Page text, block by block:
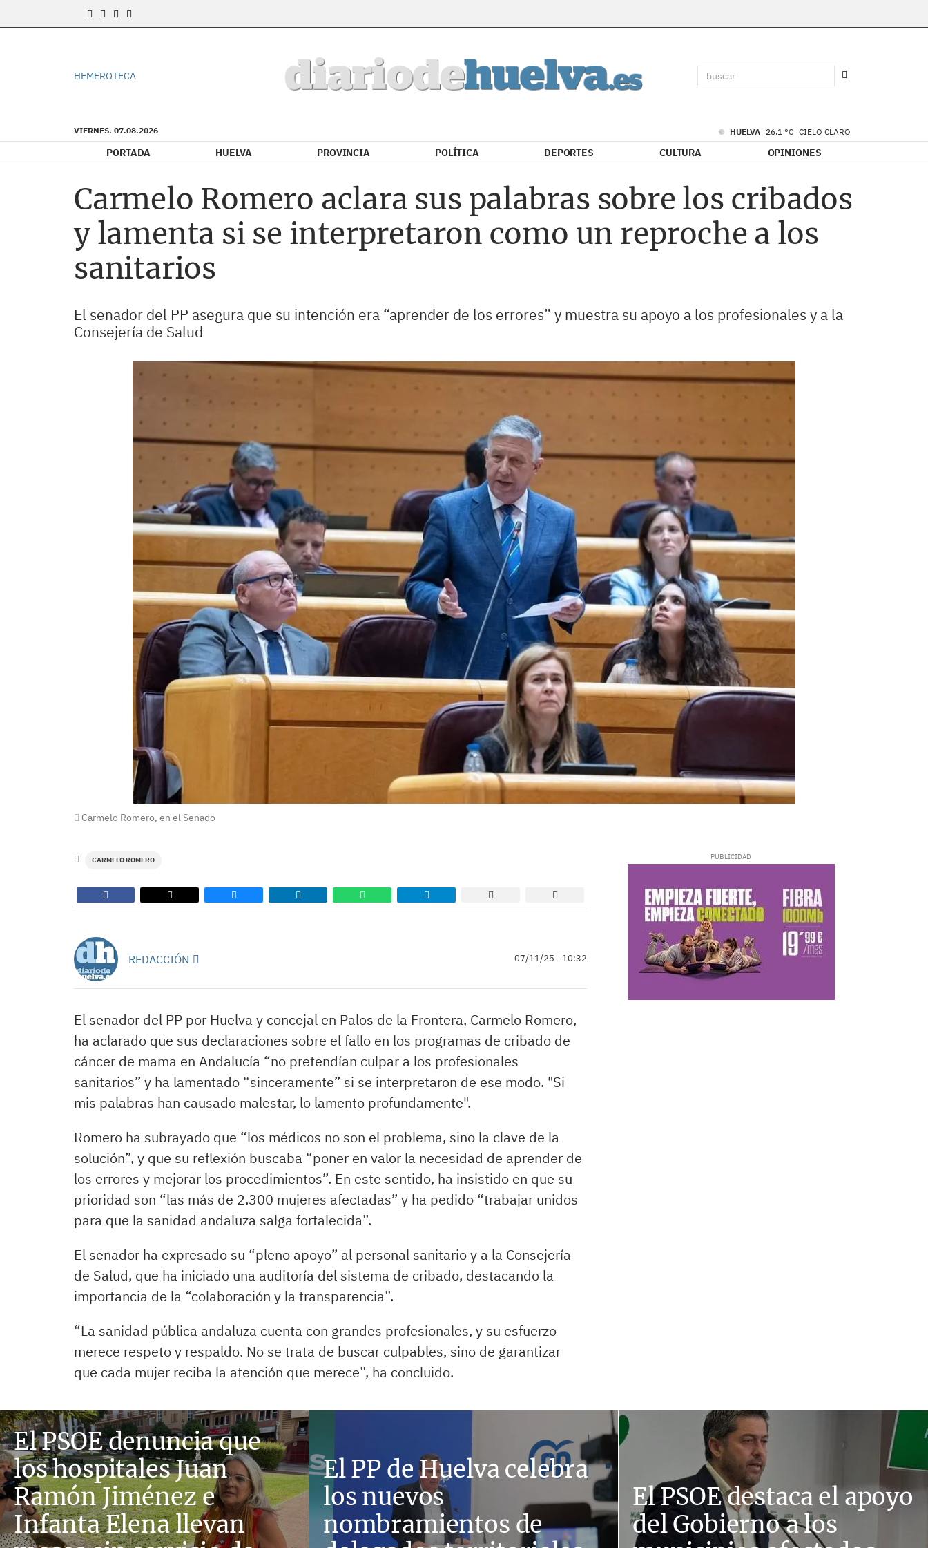
HEMEROTECA
VIERNES. 07.08.2026 HUELVA 26.1 °C CIELO CLARO
PORTADA HUELVA PROVINCIA POLÍTICA DEPORTES CULTURA OPINIONES
Carmelo Romero aclara sus palabras sobre los cribados
y lamenta si se interpretaron como un reproche a los
sanitarios
El senador del PP asegura que su intención era “aprender de los errores” y muestra su apoyo a los profesionales y a la
Consejería de Salud
Carmelo Romero, en el Senado
CARMELO ROMERO
REDACCIÓN 07/11/25 - 10:32
El senador del PP por Huelva y concejal en Palos de la Frontera, Carmelo Romero,
ha aclarado que sus declaraciones sobre el fallo en los programas de cribado de
cáncer de mama en Andalucía “no pretendían culpar a los profesionales
sanitarios” y ha lamentado “sinceramente” si se interpretaron de ese modo. "Si
mis palabras han causado malestar, lo lamento profundamente".
Romero ha subrayado que “los médicos no son el problema, sino la clave de la
solución”, y que su reflexión buscaba “poner en valor la necesidad de aprender de
los errores y mejorar los procedimientos”. En este sentido, ha insistido en que su
prioridad son “las más de 2.300 mujeres afectadas” y ha pedido “trabajar unidos
para que la sanidad andaluza salga fortalecida”.
El senador ha expresado su “pleno apoyo” al personal sanitario y a la Consejería
de Salud, que ha iniciado una auditoría del sistema de cribado, destacando la
importancia de la “colaboración y la transparencia”.
“La sanidad pública andaluza cuenta con grandes profesionales, y su esfuerzo
merece respeto y respaldo. No se trata de buscar culpables, sino de garantizar
que cada mujer reciba la atención que merece”, ha concluido.
El PSOE denuncia que
los hospitales Juan
Ramón Jiménez e
Infanta Elena llevan
El PP de Huelva celebra
los nuevos
nombramientos de
El PSOE destaca el apoyo
del Gobierno a los